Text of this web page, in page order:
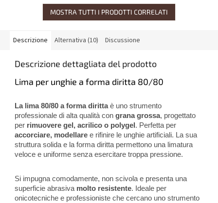
MOSTRA TUTTI I PRODOTTI CORRELATI
Descrizione Alternativa (10) Discussione
Descrizione dettagliata del prodotto
Lima per unghie a forma diritta 80/80
La lima 80/80 a forma dirittaè uno strumento
professionale di alta qualità con grana grossa, progettato
per rimuovere gel, acrilico o polygel . Perfetta per
accorciare, modellare e rifinire le unghie artificiali. La sua
struttura solida e la forma diritta permettono una limatura
veloce e uniforme senza esercitare troppa pressione.
Si impugna comodamente, non scivola e presenta una
superficie abrasiva molto resistente. Ideale per
onicotecniche e professioniste che cercano uno strumento